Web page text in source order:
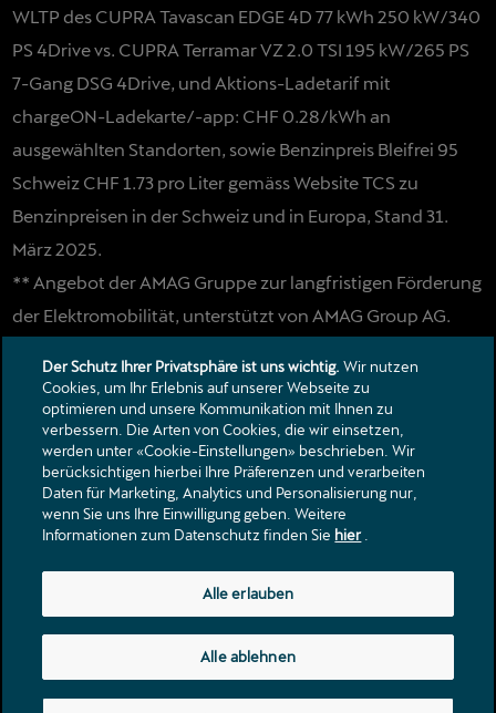
WLTP des CUPRA Tavascan EDGE 4D 77 kWh 250 kW/340
PS 4Drive vs. CUPRA Terramar VZ 2.0 TSI 195 kW/265 PS
7-Gang DSG 4Drive, und Aktions-Ladetarif mit
chargeON-Ladekarte/-app: CHF 0.28/kWh an
ausgewählten Standorten, sowie Benzinpreis Bleifrei 95
Schweiz CHF 1.73 pro Liter gemäss Website TCS zu
Benzinpreisen in der Schweiz und in Europa, Stand 31.
März 2025.
** Angebot der AMAG Gruppe zur langfristigen Förderung
der Elektromobilität, unterstützt von AMAG Group AG.
Ladekarte/-App und von AMAG Import AG eingeführten
Fahrzeugen an allen öffentlichen Ladestationen und in
Parkhäusern der AMAG Gruppe sowie bei teilnehmenden
Partnern. Anpassungen und Änderungen vorbehalten.
Rechtliche Hinweise
Datenschutzerklärung
Impressum Hinweis
Der Schutz Ihrer Privatsphäre ist uns wichtig. Wir nutzen
Cookies, um Ihr Erlebnis auf unserer Webseite zu
optimieren und unsere Kommunikation mit Ihnen zu
verbessern. Die Arten von Cookies, die wir einsetzen,
werden unter «Cookie-Einstellungen» beschrieben. Wir
berücksichtigen hierbei Ihre Präferenzen und verarbeiten
Daten für Marketing, Analytics und Personalisierung nur,
wenn Sie uns Ihre Einwilligung geben. Weitere
Informationen zum Datenschutz finden Sie hier.
Alle ablehnen
Alle erlauben